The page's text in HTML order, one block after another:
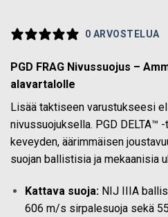
0 ARVOSTELUA
PGD FRAG Nivussuojus –
alavartalolle
Lisää taktiseen varustukseesi
nivussuojuksella. PGD DELTA™
keveyden, äärimmäisen
suojan ballistisia ja mekaanisia
Kattava suoja:NIJ IIIA
606 m/s sirpalesuoja sekä